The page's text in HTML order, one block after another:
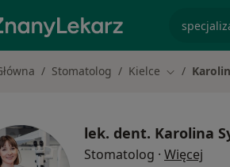
Stomatolog Kielce Zmień
lek. dent. Karolina
Stomatolog · Więcej